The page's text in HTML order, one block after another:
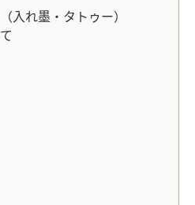
入れ墨・タトゥー）